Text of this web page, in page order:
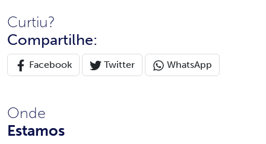
Curtiu?
Compartilhe:
Facebook Twitter WhatsApp
Onde
Estamos